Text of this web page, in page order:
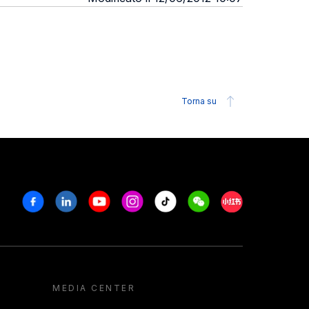
Torna su
FacebookLinkedinYoutubeInstagram
Tiktok WeechatXiaohongshu/
MEDIA CENTER